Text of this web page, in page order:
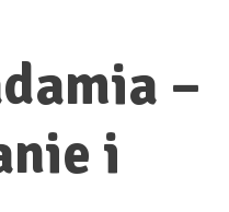
–
i